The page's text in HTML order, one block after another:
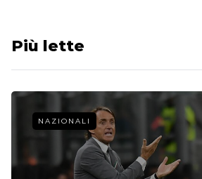
Più lette
NAZIONALI